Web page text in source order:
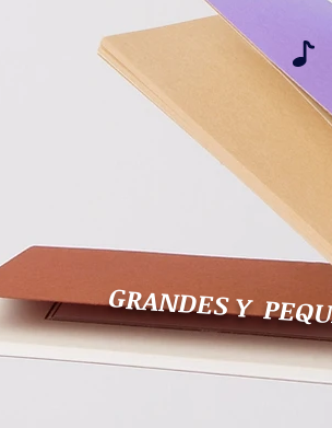
GRANDES Y